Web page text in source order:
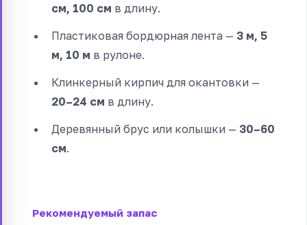
см, 100 см в длину.
Пластиковая бордюрная лента — 3 м, 5
м, 10 м в рулоне.
Клинкерный кирпич для окантовки —
20–24 см в длину.
Деревянный брус или колышки — 30–60
см.
Рекомендуемый запас